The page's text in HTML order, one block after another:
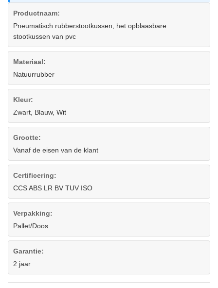
Productnaam:
Pneumatisch rubberstootkussen, het opblaasbare
stootkussen van pvc
Materiaal:
Natuurrubber
Kleur:
Zwart, Blauw, Wit
Grootte:
Vanaf de eisen van de klant
Certificering:
CCS ABS LR BV TUV ISO
Verpakking:
Pallet/Doos
Garantie:
2 jaar